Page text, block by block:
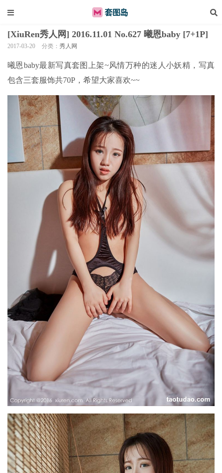
[XiuRen秀人网] 2016.11.01 No.627 曦恩baby [7+1P]
2017-03-20 分类： 秀人网
曦恩baby最新写真套图上架~风情万种的迷人小妖精，写真
包含三套服饰共70P，希望大家喜欢~~